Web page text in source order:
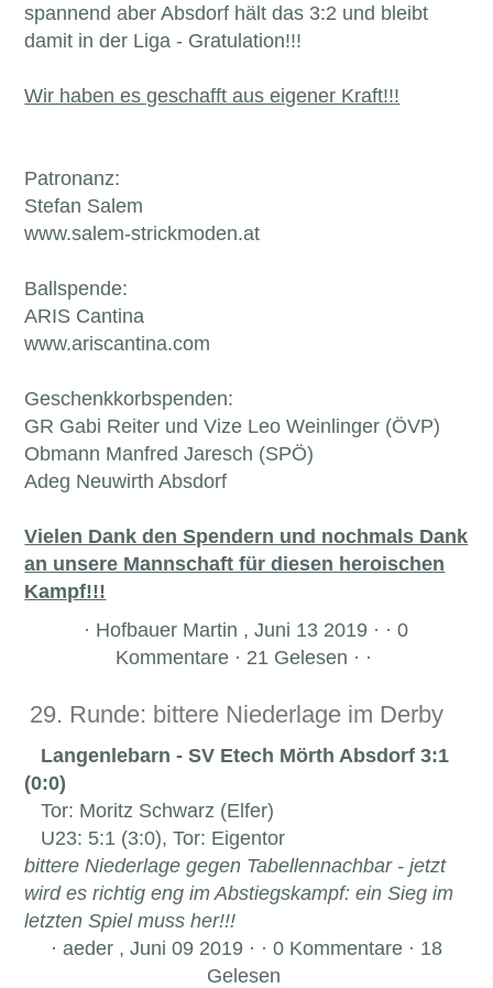
spannend aber Absdorf hält das 3:2 und bleibt
damit in der Liga - Gratulation!!!
Wir haben es geschafft aus eigener Kraft!!!
Patronanz:
Stefan Salem
www.salem-strickmoden.at
Ballspende:
ARIS Cantina
www.ariscantina.com
Geschenkkorbspenden:
GR Gabi Reiter und Vize Leo Weinlinger (ÖVP)
Obmann Manfred Jaresch (SPÖ)
Adeg Neuwirth Absdorf
Vielen Dank den Spendern und nochmals Dank
an unsere Mannschaft für diesen heroischen
Kampf!!!
· Hofbauer Martin , Juni 13 2019 · · 0
Kommentare · 21 Gelesen · ·
29. Runde: bittere Niederlage im Derby
Langenlebarn - SV Etech Mörth Absdorf 3:1
(0:0)
Tor: Moritz Schwarz (Elfer)
U23: 5:1 (3:0), Tor: Eigentor
bittere Niederlage gegen Tabellennachbar - jetzt
wird es richtig eng im Abstiegskampf: ein Sieg im
letzten Spiel muss her!!!
· aeder , Juni 09 2019 · · 0 Kommentare · 18
Gelesen